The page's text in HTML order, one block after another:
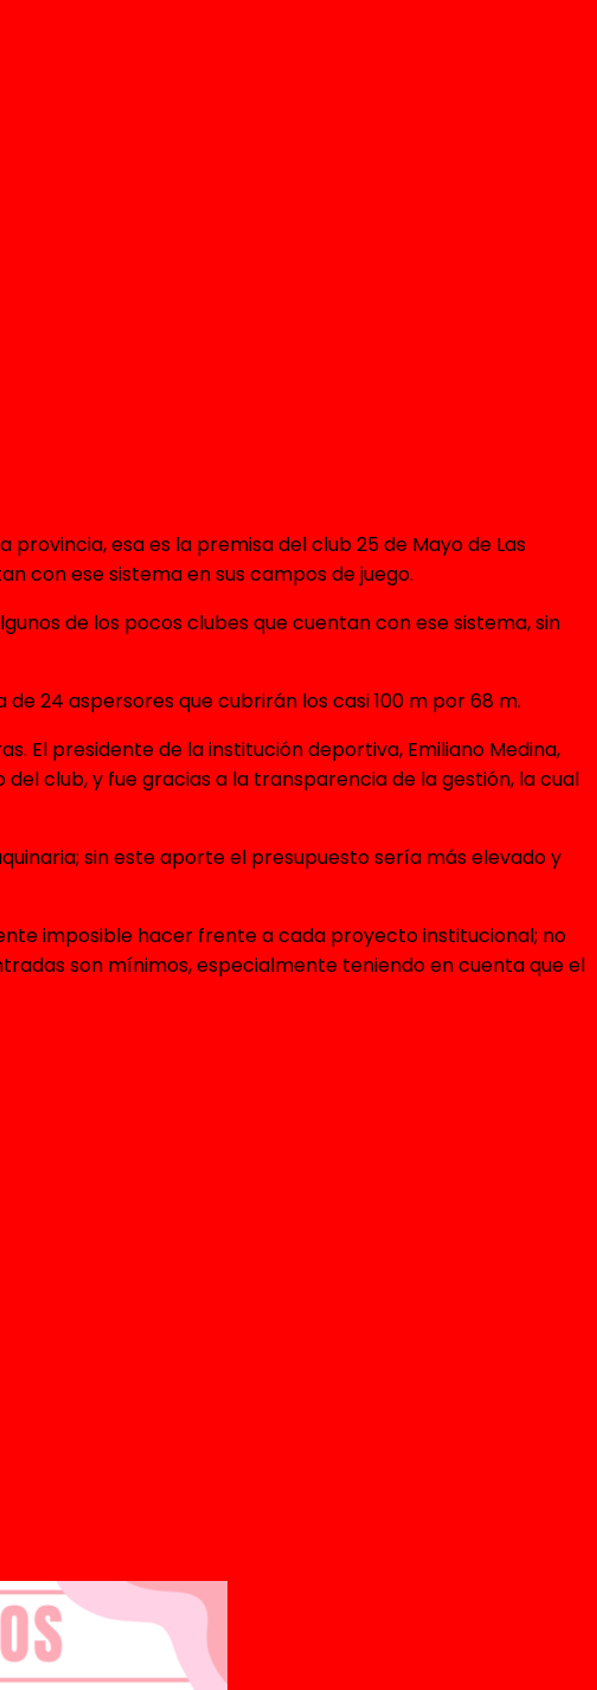
esa es la premisa del club 25 de Mayo de Las
con ese sistema en sus campos de juego.
de los pocos clubes que cuentan con ese sistema, sin
24 aspersores que cubrirán los casi 100 m por 68 m.
El presidente de la institución deportiva, Emiliano Medina,
club, y fue gracias a la transparencia de la gestión, la cual
sin este aporte el presupuesto sería más elevado y
imposible hacer frente a cada proyecto institucional; no
son mínimos, especialmente teniendo en cuenta que el